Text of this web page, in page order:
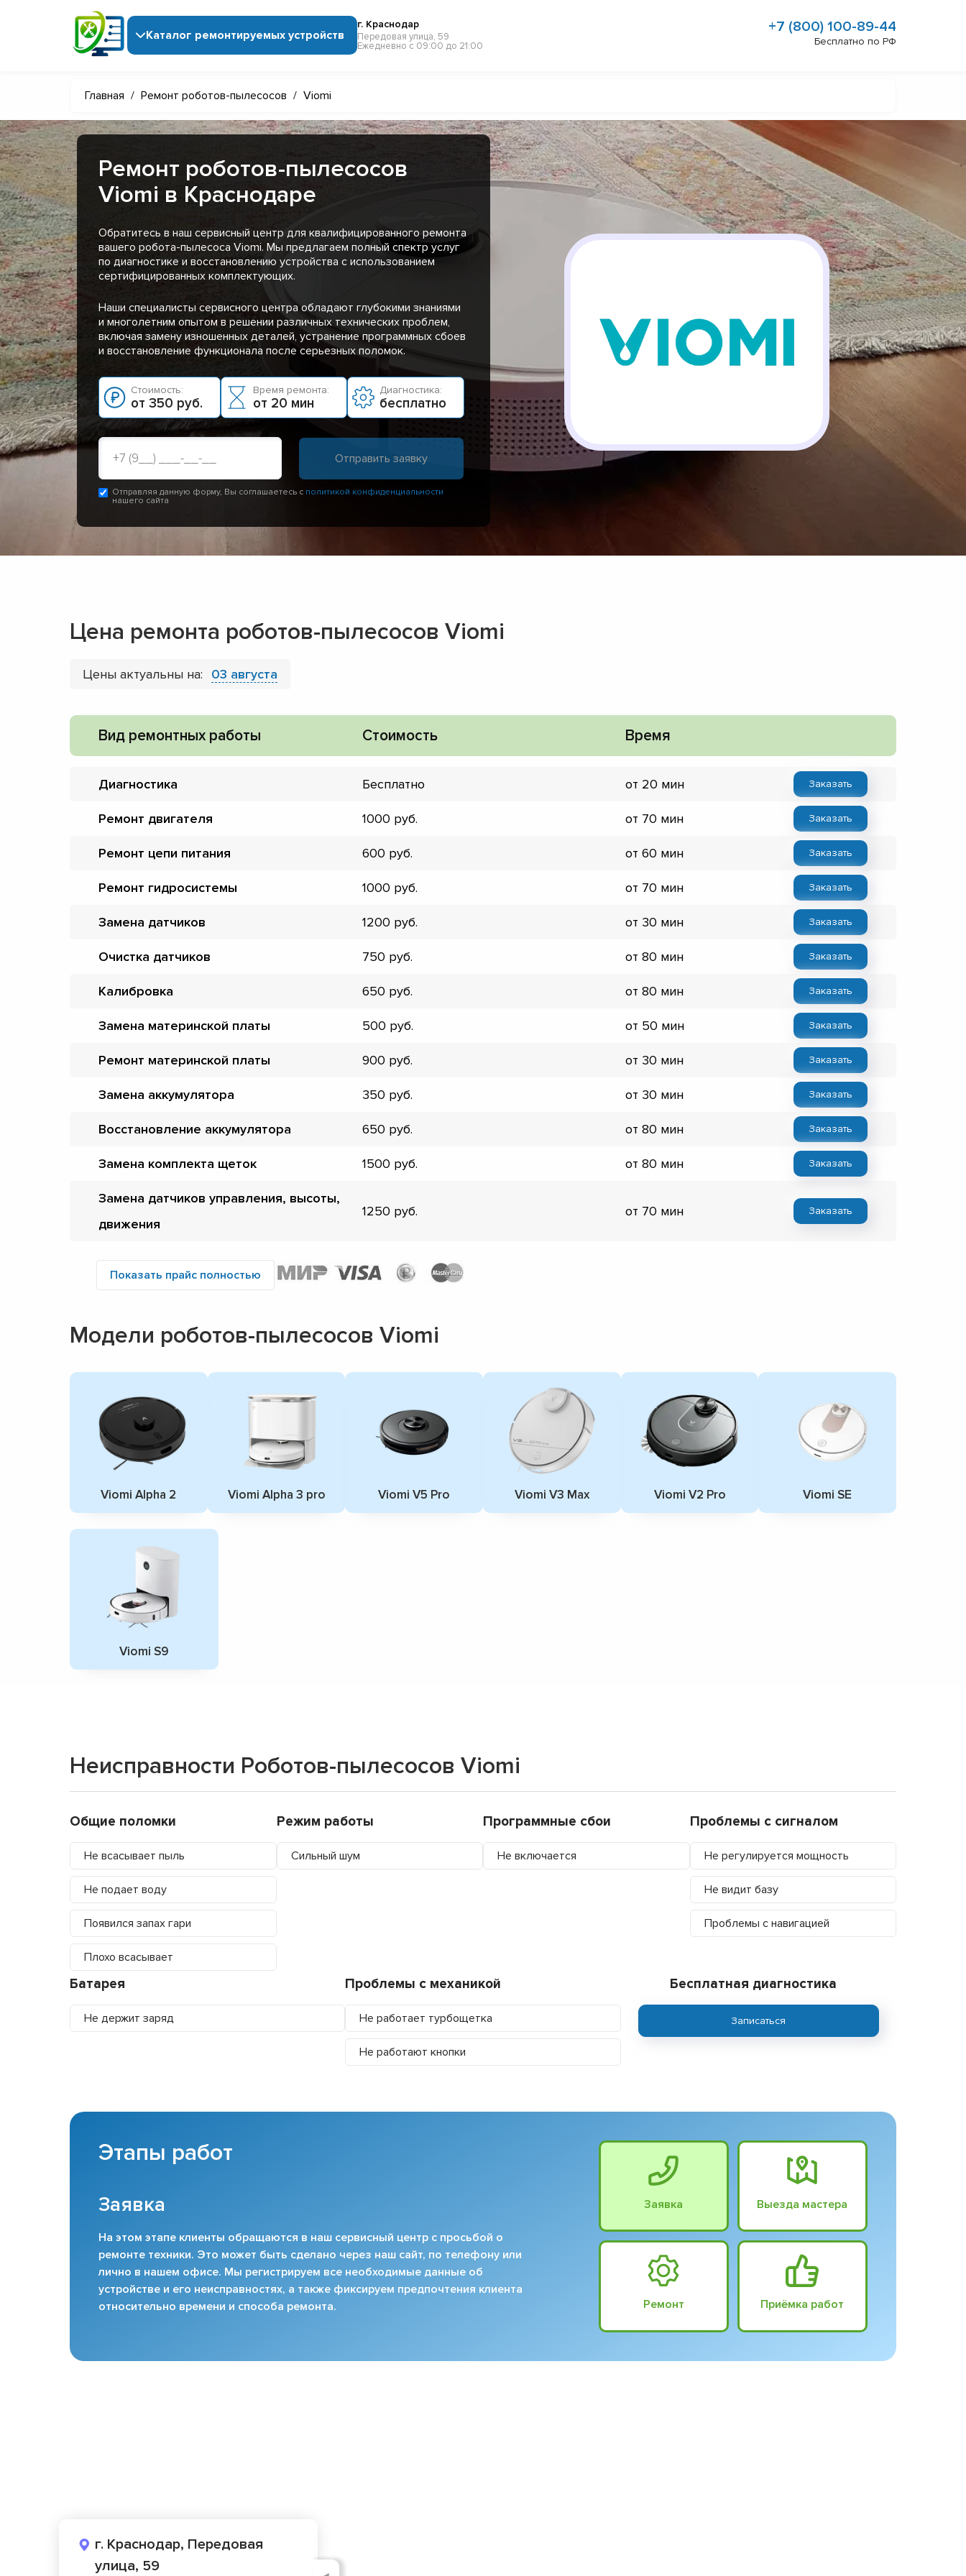
Каталог ремонтируемых устройств
г. Краснодар
Передовая улица, 59
Ежедневно с 09:00 до 21:00
+7 (800) 100-89-44
Бесплатно по РФ
Главная / Ремонт роботов-пылесосов / Viomi
Ремонт роботов-пылесосов
Viomi в Краснодаре
Обратитесь в наш сервисный центр для квалифицированного ремонта
вашего робота-пылесоса Viomi. Мы предлагаем полный спектр услуг
по диагностике и восстановлению устройства с использованием
сертифицированных комплектующих.
Наши специалисты сервисного центра обладают глубокими знаниями
и многолетним опытом в решении различных технических проблем,
включая замену изношенных деталей, устранение программных сбоев
и восстановление функционала после серьезных поломок.
Стоимость:
от 350 руб.
Время ремонта:
от 20 мин
Диагностика:
бесплатно
Отправляя данную форму, Вы соглашаетесь с политикой конфиденциальности
нашего сайта
Цена ремонта роботов-пылесосов Viomi
Цены актуальны на: 03 августа
Вид ремонтных работы Стоимость Время
Диагностика Бесплатно от 20 мин Заказать
Ремонт двигателя 1000 от 70 мин Заказать
Ремонт цепи питания 600 от 60 мин Заказать
Ремонт гидросистемы 1000 от 70 мин Заказать
Замена датчиков 1200 от 30 мин Заказать
Очистка датчиков 750 от 80 мин Заказать
Калибровка 650 от 80 мин Заказать
Замена материнской платы 500 от 50 мин Заказать
Ремонт материнской платы 900 от 30 мин Заказать
Замена аккумулятора 350 от 30 мин Заказать
Восстановление аккумулятора 650 от 80 мин Заказать
Замена комплекта щеток 1500 от 80 мин Заказать
Замена датчиков управления, высоты,
движения
1250 от 70 мин Заказать
Показать прайс полностью
Модели роботов-пылесосов Viomi
Viomi Alpha 2 Viomi Alpha 3 pro Viomi V5 Pro Viomi V3 Max Viomi V2 Pro Viomi SE
Viomi S9
Неисправности Роботов-пылесосов Viomi
Общие поломки
Не всасывает пыль
Не подает воду
Появился запах гари
Плохо всасывает
Режим работы
Сильный шум
Программные сбои
Не включается
Проблемы с сигналом
Не регулируется мощность
Не видит базу
Проблемы с навигацией
Батарея
Не держит заряд
Проблемы с механикой
Не работает турбощетка
Не работают кнопки
Бесплатная диагностика
Записаться
Этапы работ
Заявка
На этом этапе клиенты обращаются в наш сервисный центр с просьбой о
ремонте техники. Это может быть сделано через наш сайт, по телефону или
лично в нашем офисе. Мы регистрируем все необходимые данные об
устройстве и его неисправностях, а также фиксируем предпочтения клиента
относительно времени и способа ремонта.
Заявка Выезда мастера
Ремонт Приёмка работ
г. Краснодар, Передовая
улица, 59